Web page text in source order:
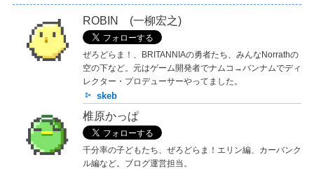
ROBIN (一柳宏之)
ぜろどらま！、BRITANNIAの勇者たち、みんなNorrathの
空の下など。元はゲーム開発者でナムコ→バンナムでディ
レクター・プロデューサーやってました。
skeb
椎原かっぱ
千分率の子どもたち、ぜろどらま！エリン編、カーバンク
ル編など。ブログ運営担当。